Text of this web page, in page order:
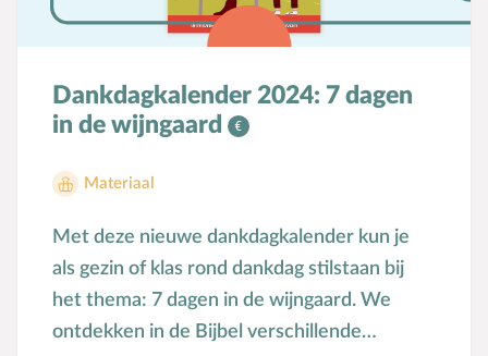
Kind en EvangelieWil je alle producten
automatisch thuisbezorgd krijgen? Word
werk van Kind en Evangelie. Ga naar
www.kindenevangelie.nl/abonnee.
Dankdagkalender 2024: 7 dagen
in de wijngaard
Materiaal
Met deze nieuwe dankdagkalender kun je
als gezin of klas rond dankdag stilstaan bij
het thema: 7 dagen in de wijngaard. We
ontdekken in de Bijbel verschillende